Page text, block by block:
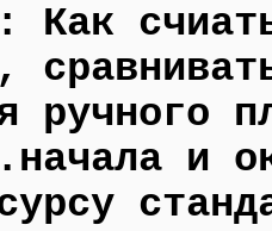
Как
ручного
и